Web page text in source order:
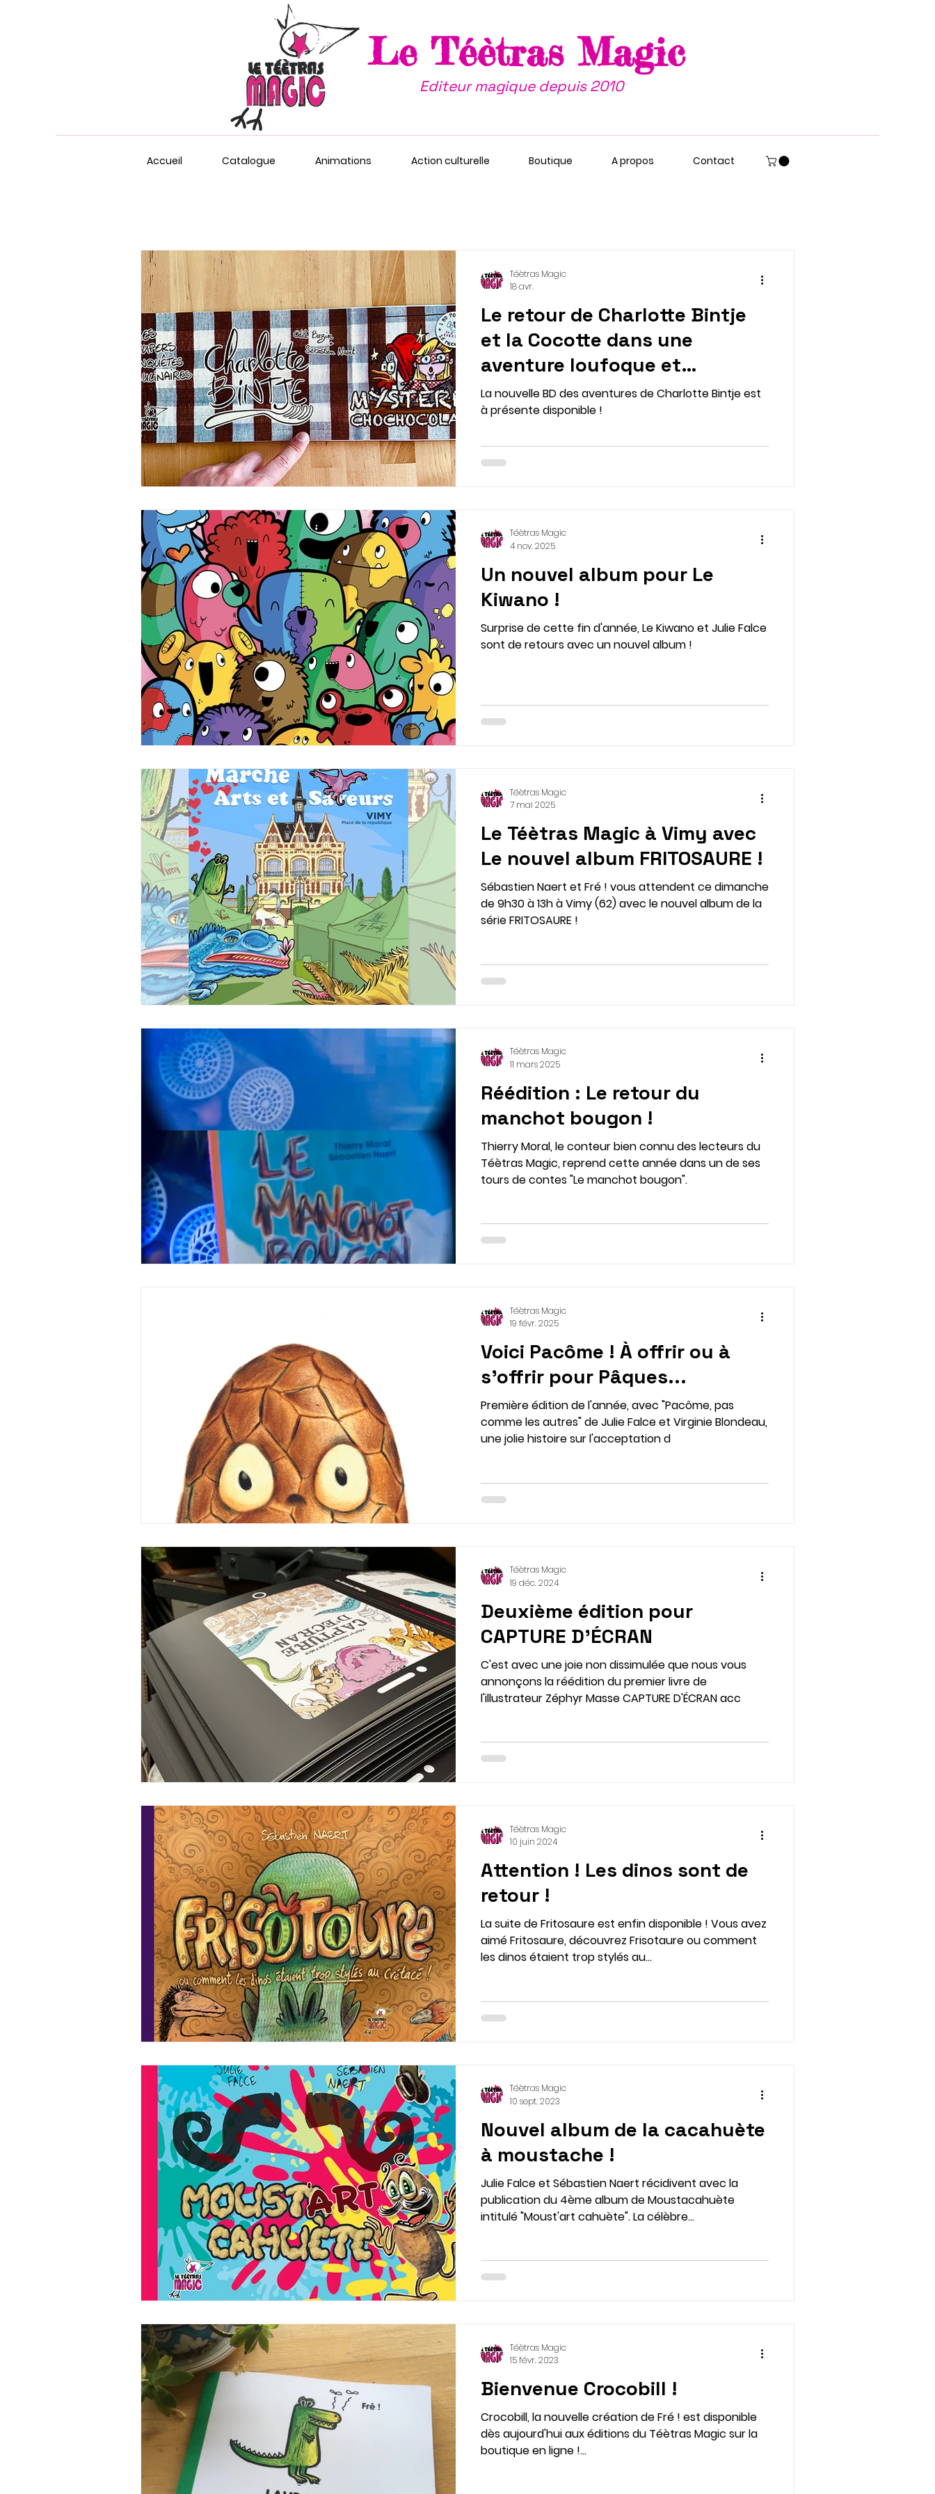
Le Téètras Magic
Editeur magique depuis 2010
Accueil Catalogue Animations Action culturelle Boutique A propos Contact
Le retour de Charlotte Bintje
et la Cocotte dans une
aventure loufoque et
cacaotée.
La nouvelle BD des aventures de Charlotte Bintje est
à présente disponible !
Téètras Magic
18 avr.
Un nouvel album pour Le
Kiwano !
Surprise de cette fin d'année, Le Kiwano et Julie Falce
sont de retours avec un nouvel album !
Téètras Magic
4 nov. 2025
Le Téètras Magic à Vimy avec
Le nouvel album FRITOSAURE !
Sébastien Naert et Fré ! vous attendent ce dimanche
de 9h30 à 13h à Vimy (62) avec le nouvel album de la
série FRITOSAURE !
Téètras Magic
7 mai 2025
Réédition : Le retour du
manchot bougon !
Thierry Moral, le conteur bien connu des lecteurs du
Téètras Magic, reprend cette année dans un de ses
tours de contes "Le manchot bougon".
Téètras Magic
11 mars 2025
Voici Pacôme ! À offrir ou à
s'offrir pour Pâques...
Première édition de l'année, avec "Pacôme, pas
comme les autres" de Julie Falce et Virginie Blondeau,
une jolie histoire sur l'acceptation d
Téètras Magic
19 févr. 2025
Deuxième édition pour
CAPTURE D'ÉCRAN
C'est avec une joie non dissimulée que nous vous
annonçons la réédition du premier livre de
l'illustrateur Zéphyr Masse CAPTURE D'ÉCRAN acc
Téètras Magic
19 déc. 2024
Attention ! Les dinos sont de
retour !
La suite de Fritosaure est enfin disponible ! Vous avez
aimé Fritosaure, découvrez Frisotaure ou comment
les dinos étaient trop stylés au...
Téètras Magic
10 juin 2024
Nouvel album de la cacahuète
à moustache !
Julie Falce et Sébastien Naert récidivent avec la
publication du 4ème album de Moustacahuète
intitulé "Moust'art cahuète". La célèbre...
Téètras Magic
10 sept. 2023
Bienvenue Crocobill !
Crocobill, la nouvelle création de Fré ! est disponible
dès aujourd'hui aux éditions du Téètras Magic sur la
boutique en ligne !...
Téètras Magic
15 févr. 2023